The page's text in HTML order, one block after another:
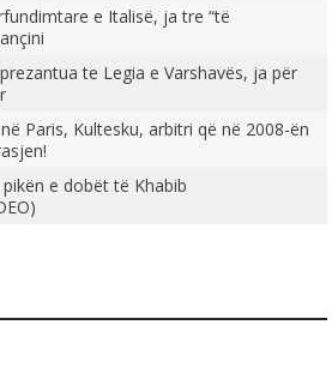
e Italisë, ja tre “të
te Legia e Varshavës, ja për
Paris, Kultesku, arbitri që në 2008-ën
e dobët të Khabib